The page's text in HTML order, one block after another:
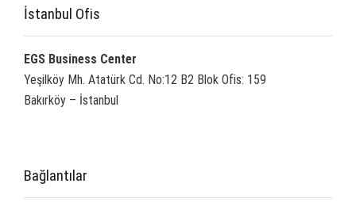
İstanbul Ofis
EGS Business Center
Yeşilköy Mh. Atatürk Cd. No:12 B2 Blok Ofis: 159
Bakırköy – İstanbul
Bağlantılar